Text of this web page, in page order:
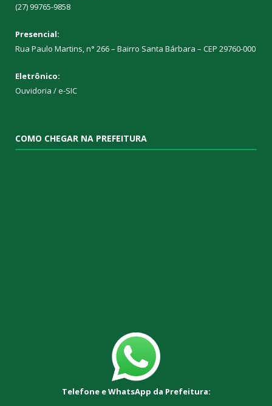
(27) 99765-9858
Presencial:
Rua Paulo Martins, n° 266 – Bairro Santa Bárbara – CEP 29760-000
Eletrônico:
Ouvidoria /e-SIC
COMO CHEGAR NA PREFEITURA
Telefone e WhatsApp da Prefeitura: